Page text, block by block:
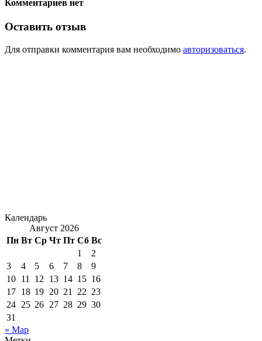
Комментариев нет
Оставить отзыв
Для отправки комментария вам необходимо авторизоваться.
Календарь
Август 2026
Пн Вт Ср Чт Пт Сб Вс
1
2
3
4 5 6 7 8
9
10 11 12 13 14 15 16
17 18 19 20 21 22 23
24 25 26 27 28 29 30
31
« Мар